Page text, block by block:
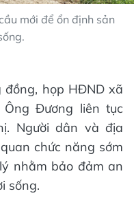
mới để ổn định sản
đồng, họp HĐND xã
Đương liên tục
Người dân và địa
chức năng sớm
nhằm bảo đảm an
sống.